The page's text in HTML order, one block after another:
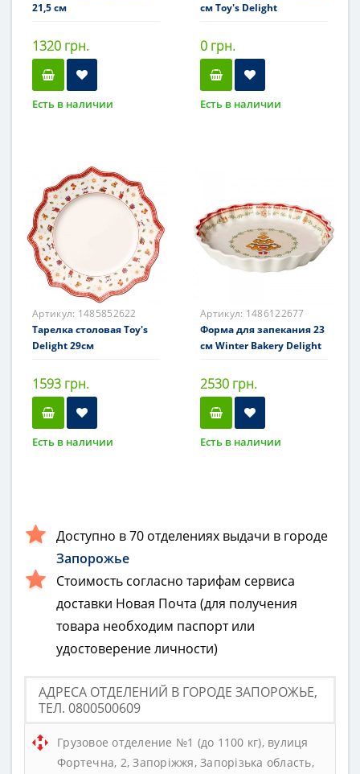
21,5 см
1320 грн.
Есть в наличии
см Toy's Delight
0 грн.
Есть в наличии
Артикул: 1485852622
Тарелка столовая Toy's
Delight 29см
1593 грн.
Есть в наличии
Артикул: 1486122677
Форма для запекания 23
см Winter Bakery Delight
2530 грн.
Есть в наличии
Доступно в 70 отделениях выдачи в городе
Запорожье
Стоимость согласно тарифам сервиса
доставки Новая Почта (для получения
товара необходим паспорт или
удостоверение личности)
АДРЕСА ОТДЕЛЕНИЙ В ГОРОДЕ ЗАПОРОЖЬЕ,
ТЕЛ. 0800500609
Грузовое отделение №1 (до 1100 кг), вулиця
Фортечна, 2, Запоріжжя, Запорізька область,